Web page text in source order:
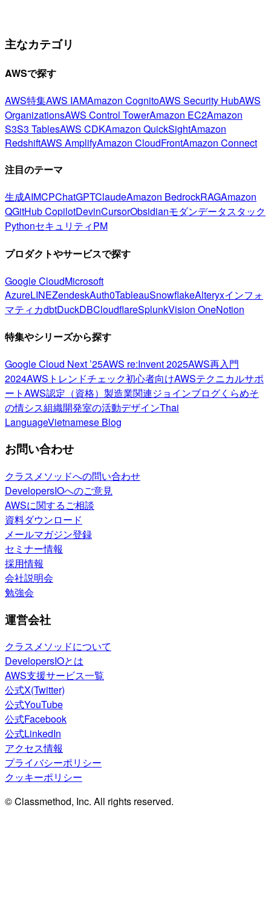
主なカテゴリ
AWSで探す
AWS特集AWS IAMAmazon CognitoAWS Security HubAWS
OrganizationsAWS Control TowerAmazon EC2Amazon
S3S3 TablesAWS CDKAmazon QuickSightAmazon
RedshiftAWS AmplifyAmazon CloudFrontAmazon Connect
注目のテーマ
生成AIMCPChatGPTClaudeAmazon BedrockRAGAmazon
QGitHub CopilotDevinCursorObsidianモダンデータスタック
PythonセキュリティPM
プロダクトやサービスで探す
Google CloudMicrosoft
AzureLINEZendeskAuth0TableauSnowflakeAlteryxインフォ
マティカdbtDuckDBCloudflareSplunkVision OneNotion
特集やシリーズから探す
Google Cloud Next ’25AWS re:Invent 2025AWS再入門
2024AWSトレンドチェック初心者向けAWSテクニカルサポ
ートAWS認定（資格） 製造業関連ジョインブログくらめそ
の情シス組織開発室の活動デザインThai
LanguageVietnamese Blog
お問い合わせ
クラスメソッドへの問い合わせ
DevelopersIOへのご意見
AWSに関するご相談
資料ダウンロード
メールマガジン登録
セミナー情報
採用情報
会社説明会
勉強会
運営会社
クラスメソッドについて
DevelopersIOとは
AWS支援サービス一覧
公式X(Twitter)
公式YouTube
公式Facebook
公式LinkedIn
アクセス情報
プライバシーポリシー
クッキーポリシー
© Classmethod, Inc. All rights reserved.